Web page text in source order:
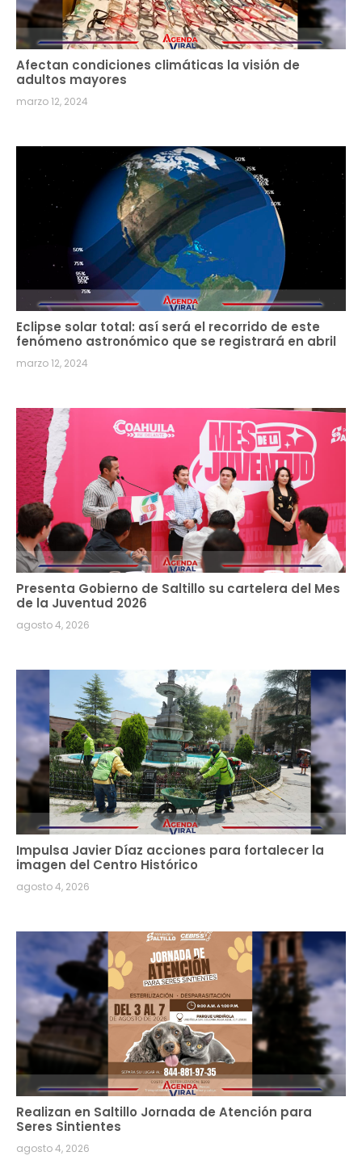
Afectan condiciones climáticas la visión de
adultos mayores
marzo 12, 2024
Eclipse solar total: así será el recorrido de este
fenómeno astronómico que se registrará en abril
marzo 12, 2024
Presenta Gobierno de Saltillo su cartelera del Mes
de la Juventud 2026
agosto 4, 2026
Impulsa Javier Díaz acciones para fortalecer la
imagen del Centro Histórico
agosto 4, 2026
Realizan en Saltillo Jornada de Atención para
Seres Sintientes
agosto 4, 2026